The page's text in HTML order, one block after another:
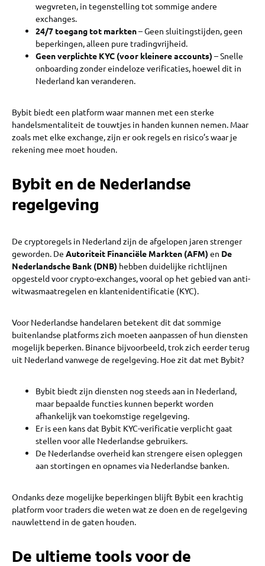
wegvreten, in tegenstelling tot sommige andere
exchanges.
24/7 toegang tot markten– Geen sluitingstijden, geen
beperkingen, alleen pure tradingvrijheid.
Geen verplichte KYC (voor kleinere accounts) – Snelle
onboarding zonder eindeloze verificaties, hoewel dit in
Nederland kan veranderen.
Bybit biedt een platform waar mannen met een sterke
handelsmentaliteit de touwtjes in handen kunnen nemen. Maar
zoals met elke exchange, zijn er ook regels en risico’s waar je
rekening mee moet houden.
Bybit en de Nederlandse
regelgeving
De cryptoregels in Nederland zijn de afgelopen jaren strenger
geworden. De Autoriteit Financiële Markten (AFM) en De
Nederlandsche Bank (DNB) hebben duidelijke richtlijnen
opgesteld voor crypto-exchanges, vooral op het gebied van anti-
witwasmaatregelen en klantenidentificatie (KYC).
Voor Nederlandse handelaren betekent dit dat sommige
buitenlandse platforms zich moeten aanpassen of hun diensten
mogelijk beperken. Binance bijvoorbeeld, trok zich eerder terug
uit Nederland vanwege de regelgeving. Hoe zit dat met Bybit?
Bybit biedt zijn diensten nog steeds aan in Nederland,
maar bepaalde functies kunnen beperkt worden
afhankelijk van toekomstige regelgeving.
Er is een kans dat Bybit KYC-verificatie verplicht gaat
stellen voor alle Nederlandse gebruikers.
De Nederlandse overheid kan strengere eisen opleggen
aan stortingen en opnames via Nederlandse banken.
Ondanks deze mogelijke beperkingen blijft Bybit een krachtig
platform voor traders die weten wat ze doen en de regelgeving
nauwlettend in de gaten houden.
De ultieme tools voor de